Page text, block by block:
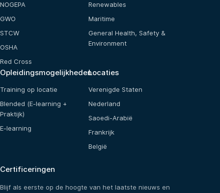
NOGEPA
GWO
STCW
OSHA
Red Cross
Renewables
Maritime
General Health, Safety &
Environment
Opleidingsmogelijkheden
Training op locatie
Blended (E-learning +
Praktijk)
E-learning
Locaties
Verenigde Staten
Nederland
Saoedi-Arabië
Frankrijk
België
Certificeringen
Blijf als eerste op de hoogte van het laatste nieuws en